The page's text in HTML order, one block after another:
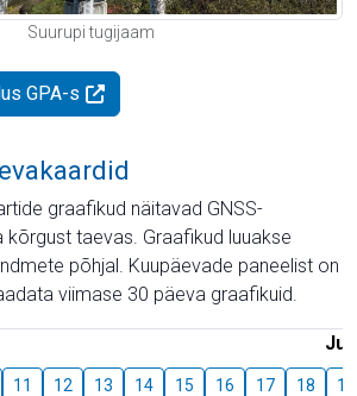
Suurupi tugijaam
GPA-s
graafikud näitavad GNSS-
kõrgust taevas. Graafikud luuakse
põhjal. Kuupäevade paneelist on
viimase 30 päeva graafikuid.
11 12 13 14 15 16 17 18 19